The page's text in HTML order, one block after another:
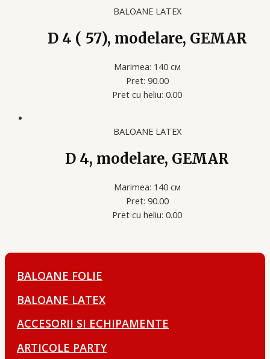
BALOANE FOLIE
BALOANE LATEX
ACCESORII SI ECHIPAMENTE
ARTICOLE PARTY
BALOANE LATEX
D 4 ( 57), modelare, GEMAR
Marimea: 140 см
Pret: 90.00
Pret cu heliu: 0.00
BALOANE LATEX
D 4, modelare, GEMAR
Marimea: 140 см
Pret: 90.00
Pret cu heliu: 0.00